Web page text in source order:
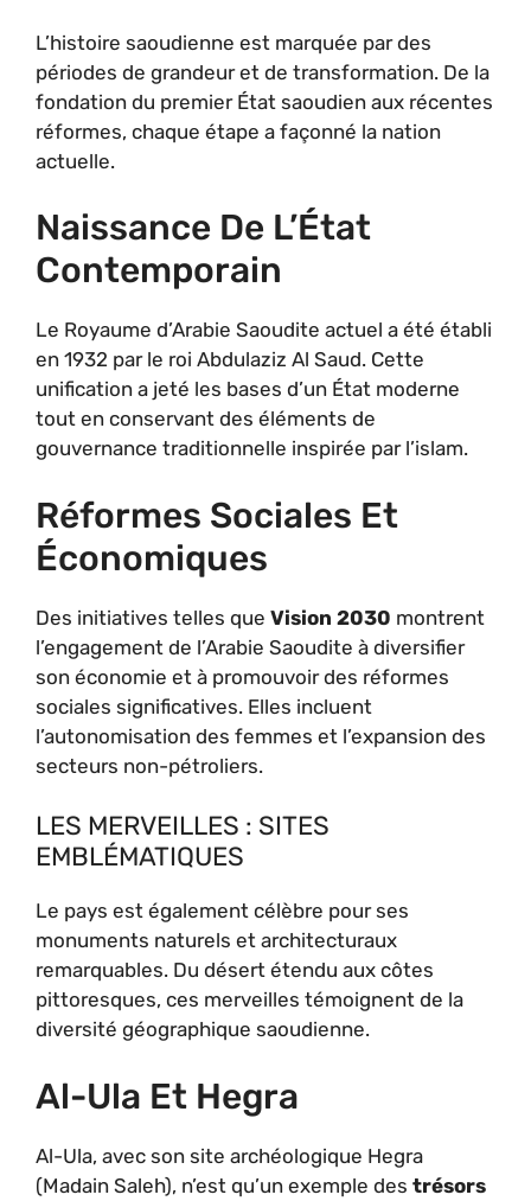
L’histoire saoudienne est marquée par des
périodes de grandeur et de transformation. De la
fondation du premier État saoudien aux récentes
réformes, chaque étape a façonné la nation
actuelle.
Naissance De L’État
Contemporain
Le Royaume d’Arabie Saoudite actuel a été établi
en 1932 par le roi Abdulaziz Al Saud. Cette
unification a jeté les bases d’un État moderne
tout en conservant des éléments de
gouvernance traditionnelle inspirée par l’islam.
Réformes Sociales Et
Économiques
Des initiatives telles que Vision 2030 montrent
l’engagement de l’Arabie Saoudite à diversifier
son économie et à promouvoir des réformes
sociales significatives. Elles incluent
l’autonomisation des femmes et l’expansion des
secteurs non-pétroliers.
LES MERVEILLES : SITES
EMBLÉMATIQUES
Le pays est également célèbre pour ses
monuments naturels et architecturaux
remarquables. Du désert étendu aux côtes
pittoresques, ces merveilles témoignent de la
diversité géographique saoudienne.
Al-Ula Et Hegra
Al-Ula, avec son site archéologique Hegra
(Madain Saleh), n’est qu’un exemple des trésors